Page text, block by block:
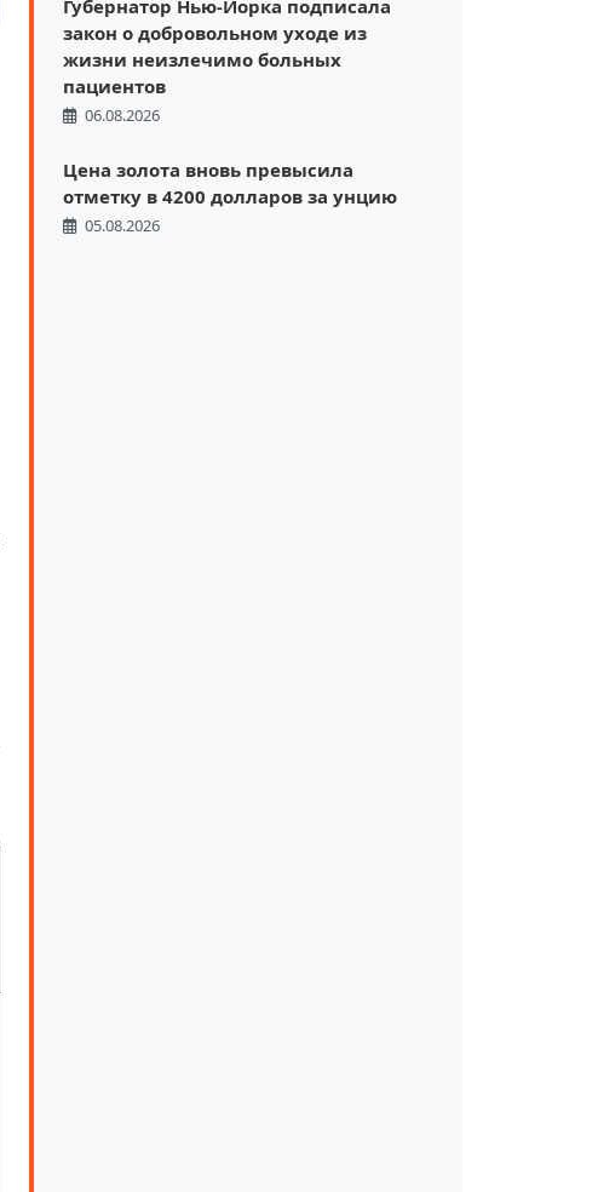
Губернатор Нью-Йорка подписала
закон о добровольном уходе из
жизни неизлечимо больных
пациентов
06.08.2026
Цена золота вновь превысила
отметку в 4200 долларов за унцию
05.08.2026